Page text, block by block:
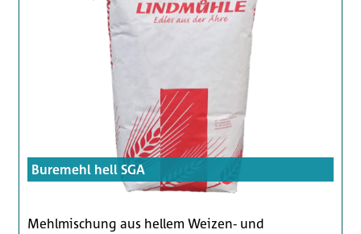
Buremehl hell SGA
Mehlmischung aus hellem Weizen- und